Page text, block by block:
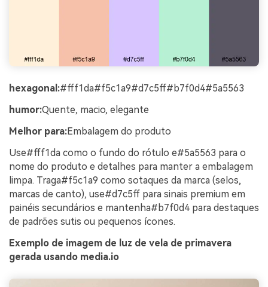
hexagonal:#fff1da#f5c1a9#d7c5ff#b7f0d4#5a5563
humor:Quente, macio, elegante
Melhor para:Embalagem do produto
Use#fff1da como o fundo do rótulo e#5a5563 para o
nome do produto e detalhes para manter a embalagem
limpa. Traga#f5c1a9 como sotaques da marca (selos,
marcas de canto), use#d7c5ff para sinais premium em
painéis secundários e mantenha#b7f0d4 para destaques
de padrões sutis ou pequenos ícones.
Exemplo de imagem de luz de vela de primavera
gerada usando media.io